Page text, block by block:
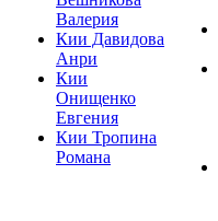
Валерия
Кии Давидова
Анри
Кии
Онищенко
Евгения
Кии Тропина
Романа